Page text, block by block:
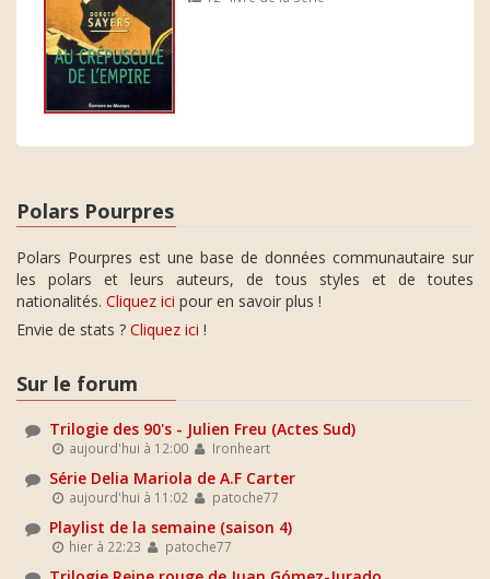
Polars Pourpres
Polars Pourpres est une base de données communautaire sur
les polars et leurs auteurs, de tous styles et de toutes
nationalités. Cliquez ici pour en savoir plus !
Envie de stats ? Cliquez ici !
Sur le forum
Trilogie des 90's - Julien Freu (Actes Sud)
aujourd'hui à 12:00 Ironheart
Série Delia Mariola de A.F Carter
aujourd'hui à 11:02 patoche77
Playlist de la semaine (saison 4)
hier à 22:23 patoche77